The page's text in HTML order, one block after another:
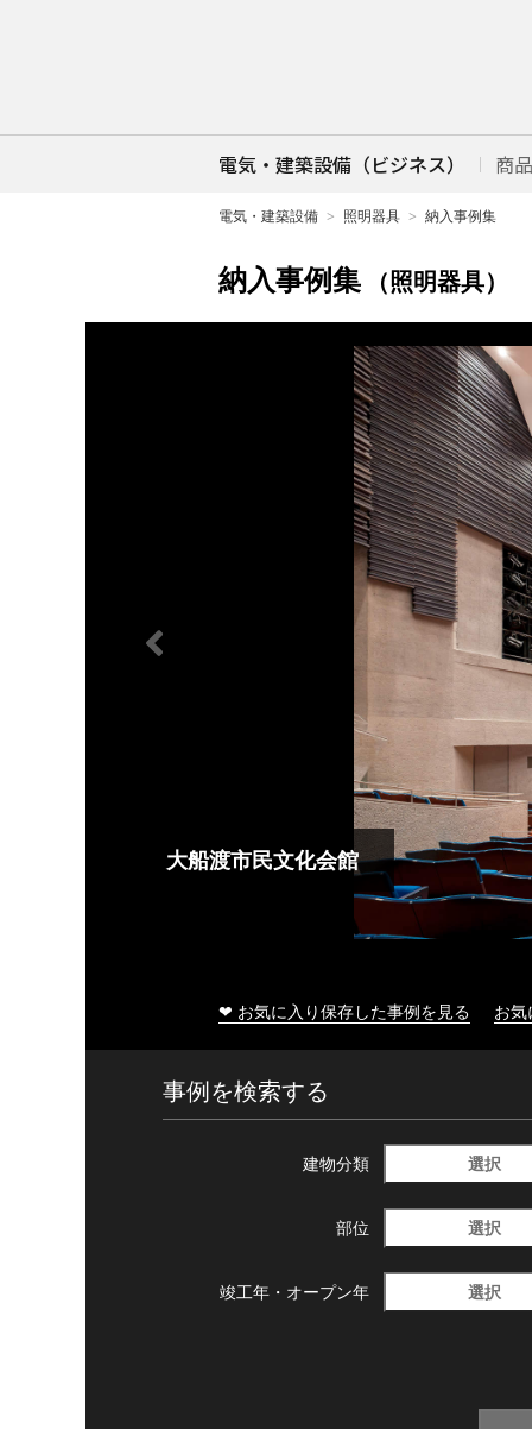
電気・建築設備（ビジネス） 商
電気・建築設備 照明器具 納入事例集
納入事例集 （照明器具）
大船渡市民文化会館
❤ お気に入り保存した事例を見る お
事例を検索する
建物分類 選択
部位 選択
竣工年・ オープン年 選択